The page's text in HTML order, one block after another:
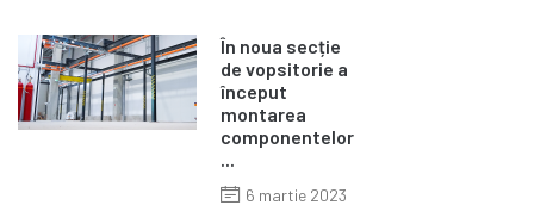
În noua secție
de vopsitorie a
început
montarea
componentelor
...
6 martie 2023